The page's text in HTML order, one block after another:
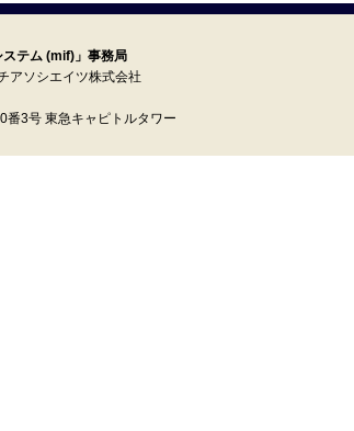
テム (mif)」事務局
アソシエイツ株式会社
3号 東急キャピトルタワー